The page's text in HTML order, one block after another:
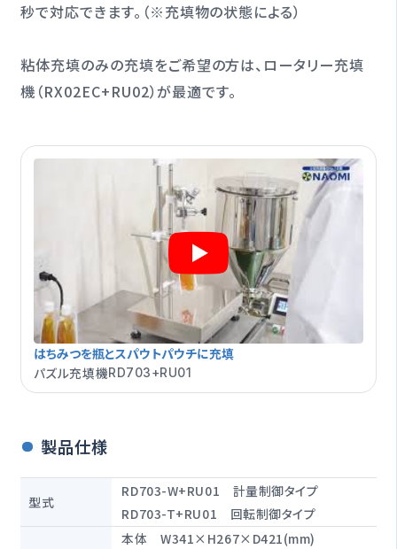
秒で対応できます。（※充填物の状態による）
粘体充填のみの充填をご希望の方は、ロータリー充填
機（RX02EC+RU02）が最適です。
はちみつを瓶とスパウトパウチに充填
パズル充填機RD703+RU01
製品仕様
型式
RD703-W+RU01 計量制御タイプ
RD703-T+RU01 回転制御タイプ
本体 W341×H267×D421(mm)